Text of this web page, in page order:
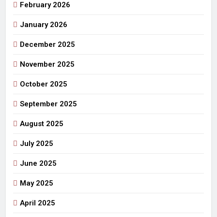
February 2026
January 2026
December 2025
November 2025
October 2025
September 2025
August 2025
July 2025
June 2025
May 2025
April 2025